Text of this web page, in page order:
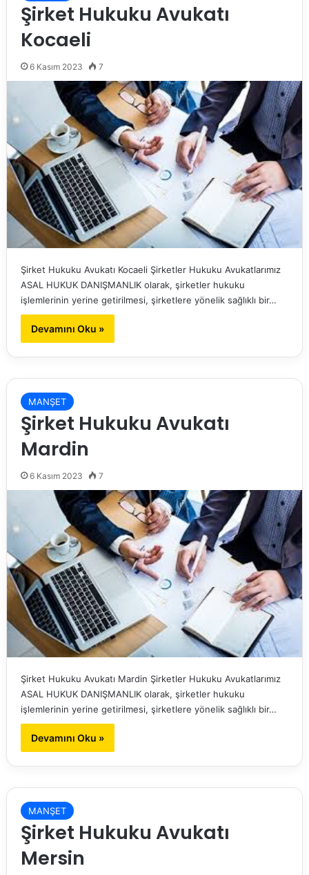
Şirket Hukuku Avukatı
Kocaeli
6 Kasım 2023 7
Şirket Hukuku Avukatı Kocaeli Şirketler Hukuku Avukatlarımız
ASAL HUKUK DANIŞMANLIK olarak, şirketler hukuku
işlemlerinin yerine getirilmesi, şirketlere yönelik sağlıklı bir…
Devamını Oku »
MANŞET
Şirket Hukuku Avukatı
Mardin
6 Kasım 2023 7
Şirket Hukuku Avukatı Mardin Şirketler Hukuku Avukatlarımız
ASAL HUKUK DANIŞMANLIK olarak, şirketler hukuku
işlemlerinin yerine getirilmesi, şirketlere yönelik sağlıklı bir…
Devamını Oku »
MANŞET
Şirket Hukuku Avukatı
Mersin